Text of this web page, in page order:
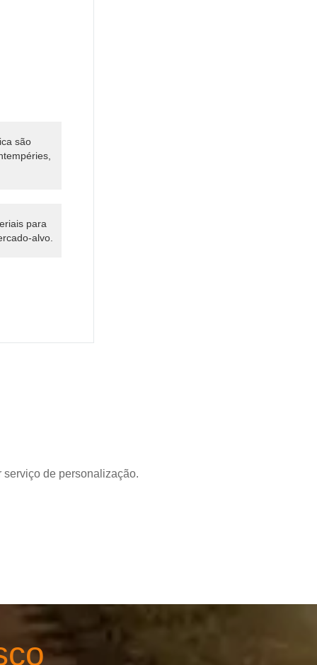
são
para
alvo.
de personalização.